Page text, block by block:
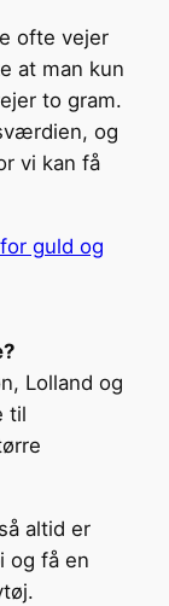
ofte vejer
at man kun
to gram.
og
vi kan få
guld og
Lolland og
til
altid er
og få en